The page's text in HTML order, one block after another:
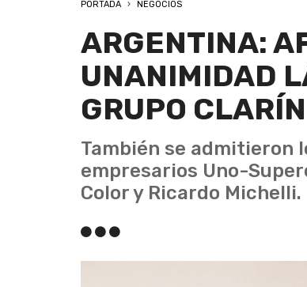
PORTADA NEGOCIOS
ARGENTINA:
UNANIMIDAD
GRUPO CLARÍN
También se admitieron
empresarios Uno-
Color y Ricardo Michelli.